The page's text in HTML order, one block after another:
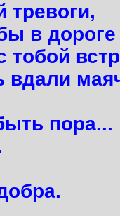
тревоги,
в дороге
вдали
пора...